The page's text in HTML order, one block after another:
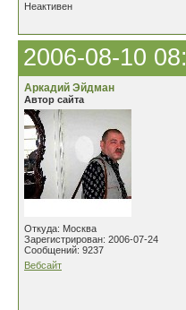
Неактивен
2006-08-10
Аркадий Эйдман
Автор сайта
Откуда: Москва
Зарегистрирован: 2006-07-24
Сообщений: 9237
Вебсайт